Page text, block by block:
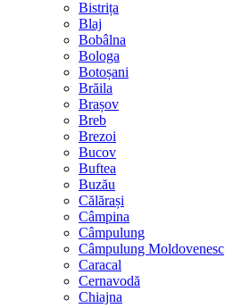
Bistrița
Blaj
Bobâlna
Bologa
Botoșani
Brăila
Brașov
Breb
Brezoi
Bucov
Buftea
Buzău
Călărași
Câmpina
Câmpulung
Câmpulung Moldovenesc
Caracal
Cernavodă
Chiajna